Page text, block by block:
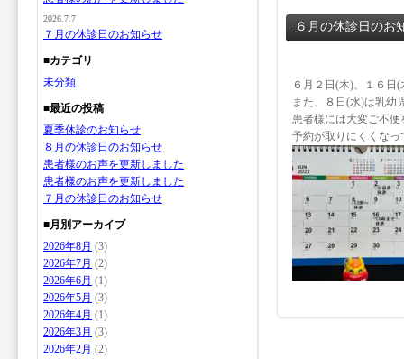
６月の休診日のお
６月２日(木)、１６日
また、８日(水)は乳幼
患者様には大変ご不
予約が取りにくくな
2026.7.7
７月の休診日のお知らせ
■カテゴリ
未分類
■最近の投稿
夏季休診のお知らせ
８月の休診日のお知らせ
患者様のお声を更新しました
患者様のお声を更新しました
７月の休診日のお知らせ
■月別アーカイブ
2026年8月 (3)
2026年7月 (2)
2026年6月 (1)
2026年5月 (3)
2026年4月 (1)
2026年3月 (3)
2026年2月 (2)